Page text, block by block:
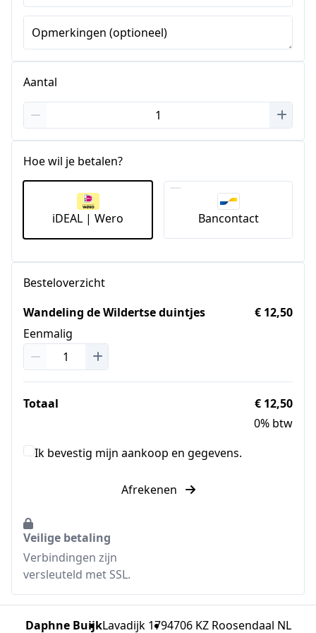
Staten
+1
Opmerkingen (optioneel)
Aantal
Hoe wil je betalen?
iDEAL | Wero Bancontact
Besteloverzicht
Wandeling de Wildertse duintjes
Eenmalig
€ 12,50
Totaal
€ 12,50
0% btw
Ik bevestig mijn aankoop en gegevens.
Afrekenen
Veilige betaling
Verbindingen zijn
versleuteld met SSL.
Daphne BuijkLavadijk 1794706 KZ Roosendaal NL